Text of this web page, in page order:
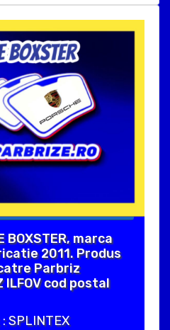
BOXSTER, marca
2011. Produs
Parbriz
ILFOV cod postal
SPLINTEX